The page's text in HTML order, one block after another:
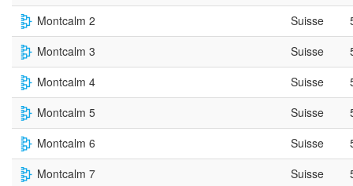
Montcalm 2
Suisse
Montcalm 3
Suisse
Montcalm 4
Suisse
Montcalm 5
Suisse
Montcalm 6
Suisse
Montcalm 7
Suisse